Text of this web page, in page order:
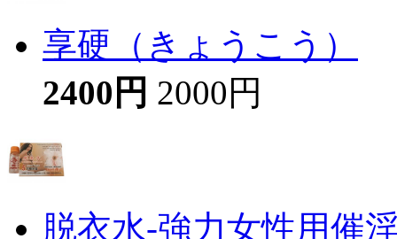
享硬（きょうこう）
2400円 2000円
脱衣水-強力女性用催